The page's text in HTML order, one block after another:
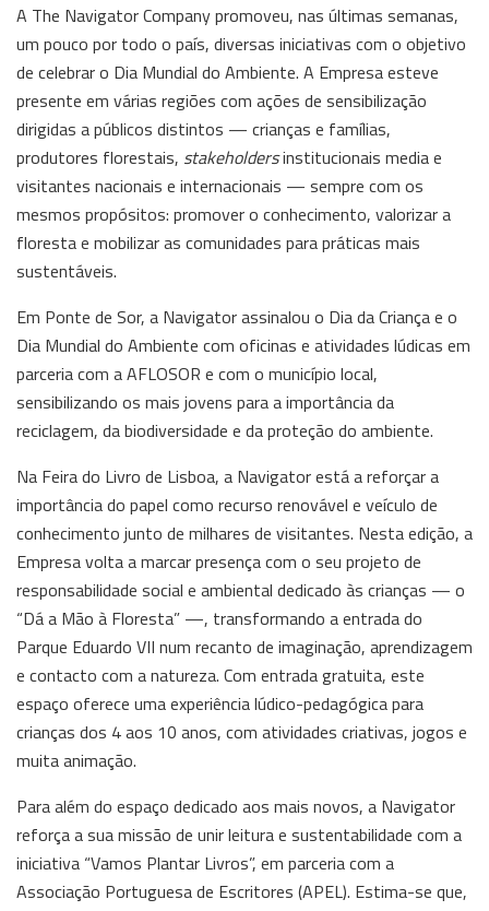
A The Navigator Company promoveu, nas últimas semanas,
um pouco por todo o país, diversas iniciativas com o objetivo
de celebrar o Dia Mundial do Ambiente. A Empresa esteve
presente em várias regiões com ações de sensibilização
dirigidas a públicos distintos — crianças e famílias,
produtores florestais, stakeholdersinstitucionais media e
visitantes nacionais e internacionais — sempre com os
mesmos propósitos: promover o conhecimento, valorizar a
floresta e mobilizar as comunidades para práticas mais
sustentáveis.
Em Ponte de Sor, a Navigator assinalou o Dia da Criança e o
Dia Mundial do Ambiente com oficinas e atividades lúdicas em
parceria com a AFLOSOR e com o município local,
sensibilizando os mais jovens para a importância da
reciclagem, da biodiversidade e da proteção do ambiente.
Na Feira do Livro de Lisboa, a Navigator está a reforçar a
importância do papel como recurso renovável e veículo de
conhecimento junto de milhares de visitantes. Nesta edição, a
Empresa volta a marcar presença com o seu projeto de
responsabilidade social e ambiental dedicado às crianças — o
“Dá a Mão à Floresta” —, transformando a entrada do
Parque Eduardo VII num recanto de imaginação, aprendizagem
e contacto com a natureza. Com entrada gratuita, este
espaço oferece uma experiência lúdico-pedagógica para
crianças dos 4 aos 10 anos, com atividades criativas, jogos e
muita animação.
Para além do espaço dedicado aos mais novos, a Navigator
reforça a sua missão de unir leitura e sustentabilidade com a
iniciativa “Vamos Plantar Livros”, em parceria com a
Associação Portuguesa de Escritores (APEL). Estima-se que,